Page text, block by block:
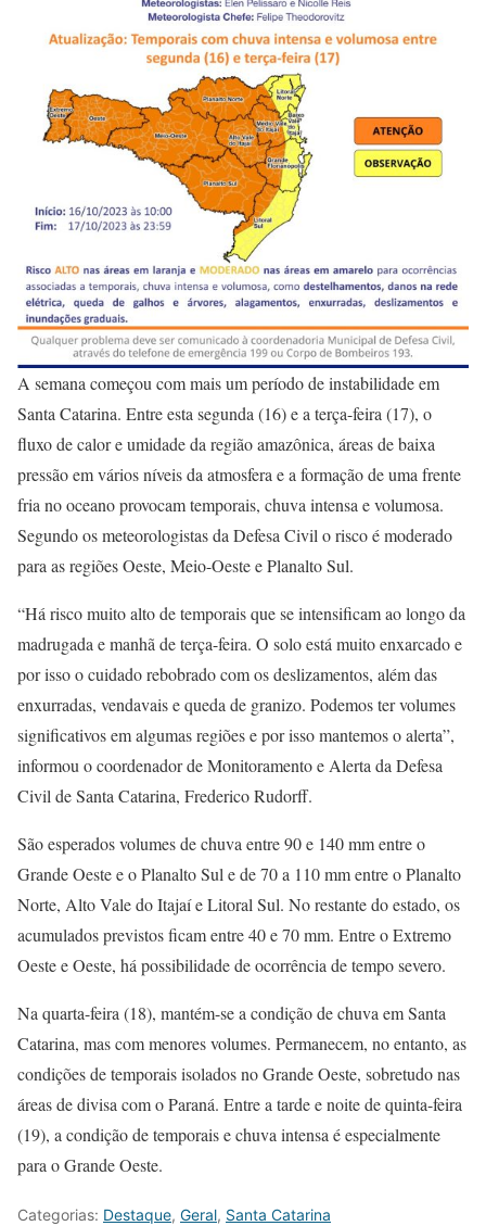
A semana começou com mais um período de instabilidade em
Santa Catarina. Entre esta segunda (16) e a terça-feira (17), o
fluxo de calor e umidade da região amazônica, áreas de baixa
pressão em vários níveis da atmosfera e a formação de uma frente
fria no oceano provocam temporais, chuva intensa e volumosa.
Segundo os meteorologistas da Defesa Civil o risco é moderado
para as regiões Oeste, Meio-Oeste e Planalto Sul.
“Há risco muito alto de temporais que se intensificam ao longo da
madrugada e manhã de terça-feira. O solo está muito enxarcado e
por isso o cuidado rebobrado com os deslizamentos, além das
enxurradas, vendavais e queda de granizo. Podemos ter volumes
significativos em algumas regiões e por isso mantemos o alerta”,
informou o coordenador de Monitoramento e Alerta da Defesa
Civil de Santa Catarina, Frederico Rudorff.
São esperados volumes de chuva entre 90 e 140 mm entre o
Grande Oeste e o Planalto Sul e de 70 a 110 mm entre o Planalto
Norte, Alto Vale do Itajaí e Litoral Sul. No restante do estado, os
acumulados previstos ficam entre 40 e 70 mm. Entre o Extremo
Oeste e Oeste, há possibilidade de ocorrência de tempo severo.
Na quarta-feira (18), mantém-se a condição de chuva em Santa
Catarina, mas com menores volumes. Permanecem, no entanto, as
condições de temporais isolados no Grande Oeste, sobretudo nas
áreas de divisa com o Paraná. Entre a tarde e noite de quinta-feira
(19), a condição de temporais e chuva intensa é especialmente
para o Grande Oeste.
Categorias: Destaque, Geral, Santa Catarina